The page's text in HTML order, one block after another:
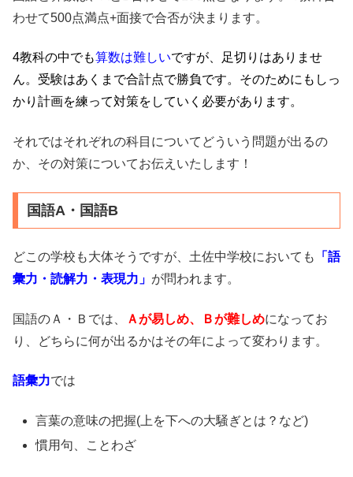
わせて500点満点+面接で合否が決まります。
4教科の中でも算数は難しいですが、足切りはありませ
ん。受験はあくまで合計点で勝負です。そのためにもしっ
かり計画を練って対策をしていく必要があります。
それではそれぞれの科目についてどういう問題が出るの
か、その対策についてお伝えいたします！
国語A・国語B
どこの学校も大体そうですが、土佐中学校においても
「語
彙力・読解力・表現力」 が問われます。
国語のＡ・Ｂでは、 Ａが易しめ、Ｂが難しめになってお
り、どちらに何が出るかはその年によって変わります。
語彙力では
言葉の意味の把握(上を下への大騒ぎとは？など)
慣用句、ことわざ